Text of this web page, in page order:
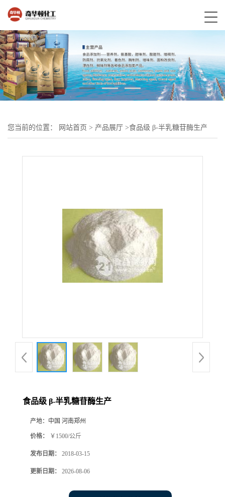
您当前的位置： 网站首页 > 产品展厅 >食品级 β-半乳糖苷酶生产
食品级 β-半乳糖苷酶生产
产地： 中国 河南郑州
价格： ￥1500/公斤
发布日期： 2018-03-15
更新日期： 2026-08-06